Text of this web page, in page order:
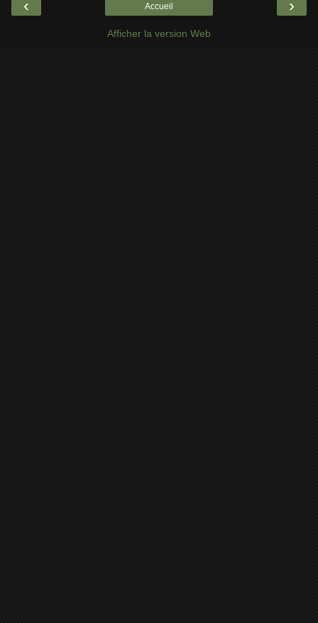
‹ ›
Accueil
Afficher la version Web